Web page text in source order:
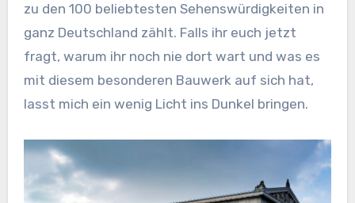
zu den 100 beliebtesten Sehenswürdigkeiten in
ganz Deutschland zählt. Falls ihr euch jetzt
fragt, warum ihr noch nie dort wart und was es
mit diesem besonderen Bauwerk auf sich hat,
lasst mich ein wenig Licht ins Dunkel bringen.